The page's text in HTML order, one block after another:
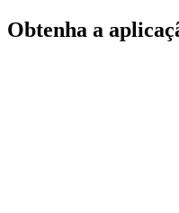
Obtenha a